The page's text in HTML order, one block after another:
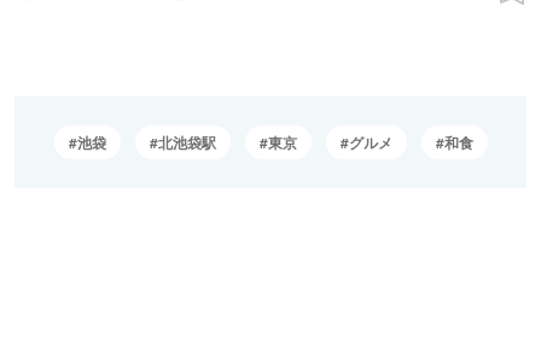
池袋 北池袋駅 東京 グルメ 和食